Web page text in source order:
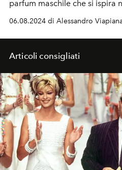
parfum maschile che si ispira
del mediterraneo.
06.08.2024 di Alessandro
Articoli consigliati